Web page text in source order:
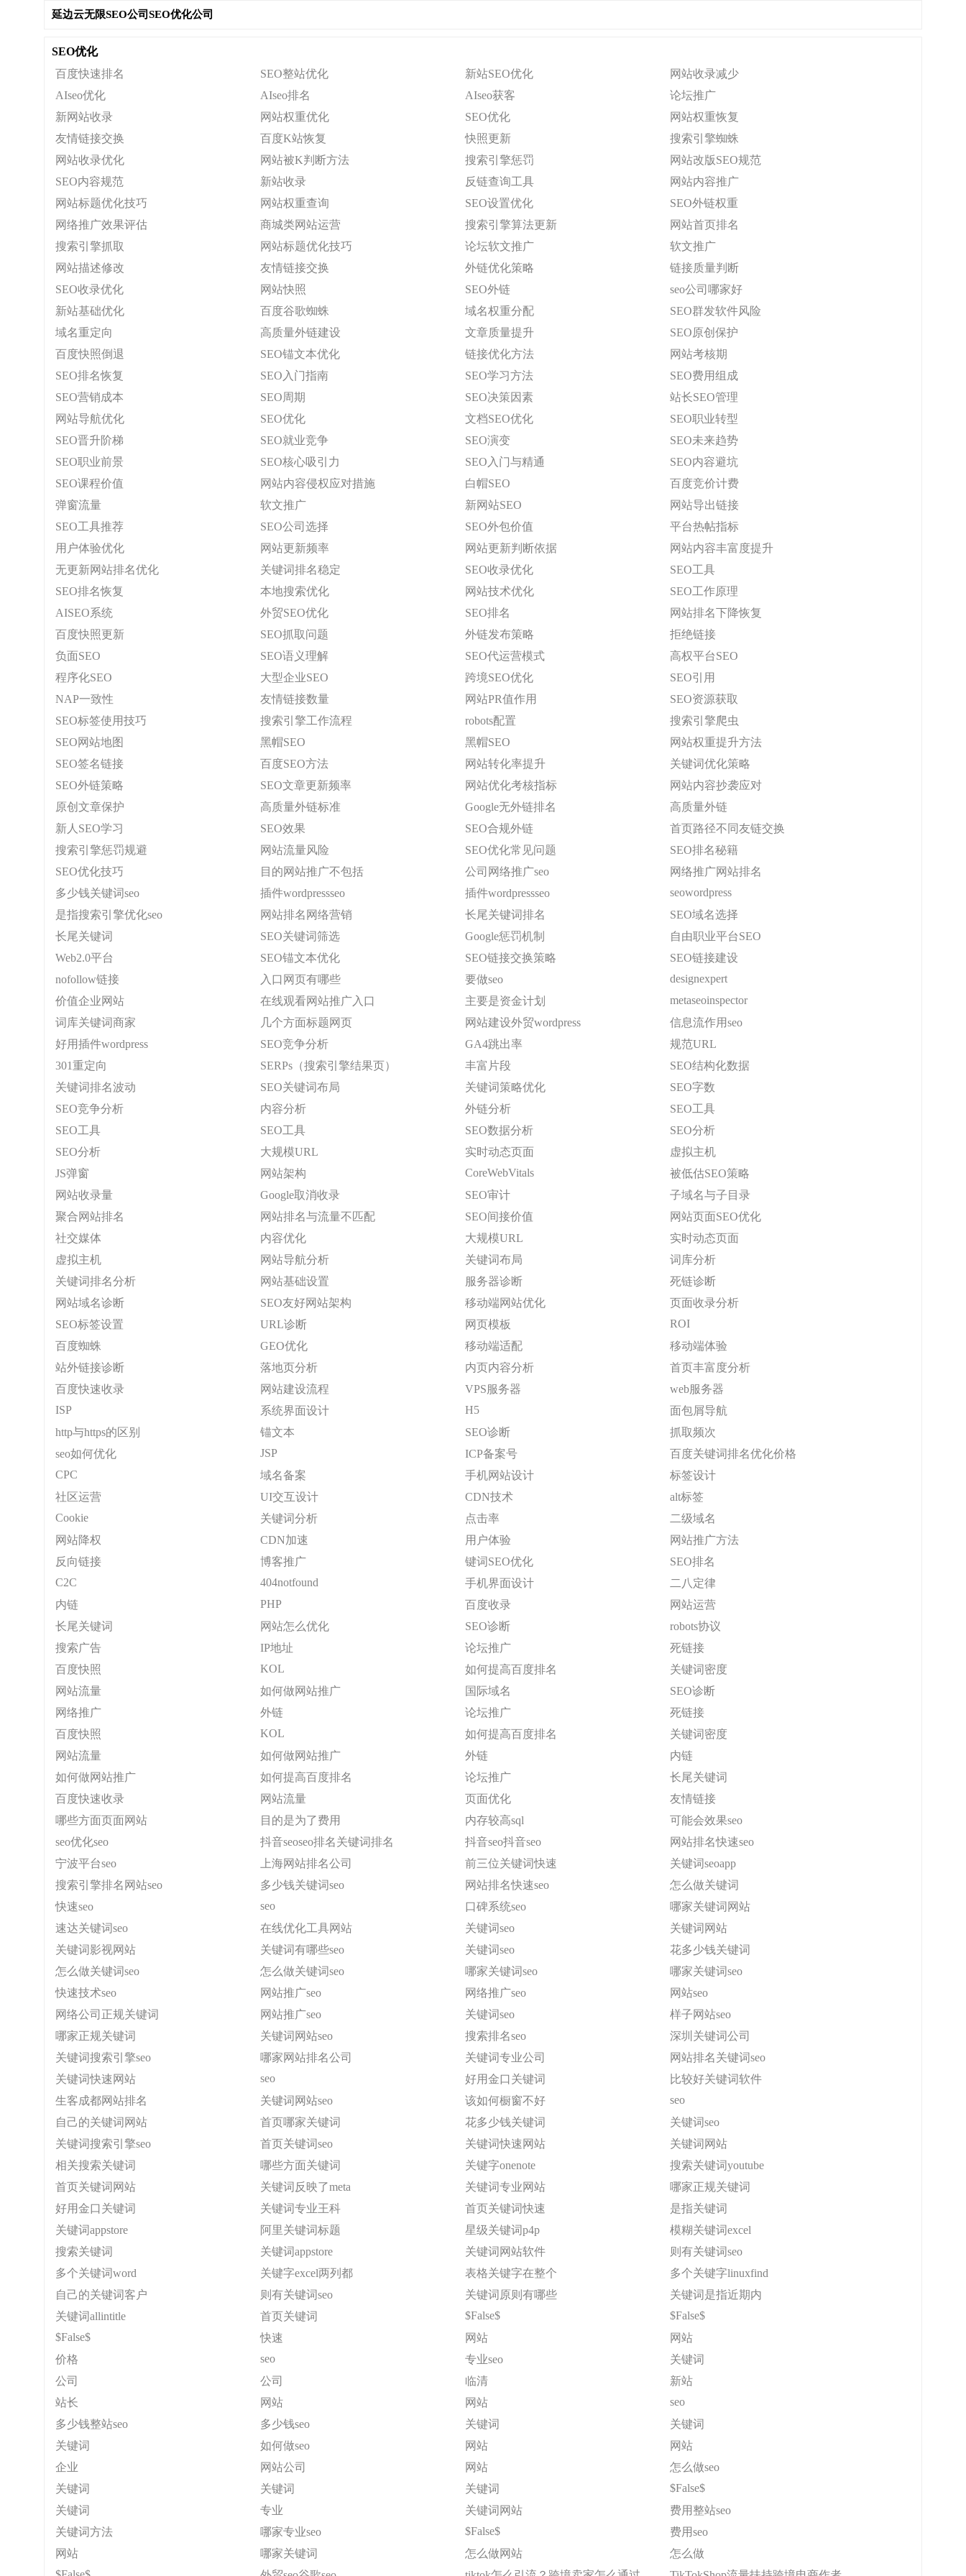
延边云无限SEO公司SEO优化公司
SEO优化
百度快速排名
SEO整站优化 新站SEO优化
网站收录减少
AIseo优化
AIseo排名 AIseo获客
论坛推广
新网站收录
网站权重优化 SEO优化
网站权重恢复
友情链接交换
百度K站恢复 快照更新
搜索引擎蜘蛛
网站收录优化
网站被K判断方法 搜索引擎惩罚
网站改版SEO规范
SEO内容规范
新站收录 反链查询工具
网站内容推广
网站标题优化技巧
网站权重查询 SEO设置优化
SEO外链权重
网络推广效果评估
商城类网站运营 搜索引擎算法更新
网站首页排名
搜索引擎抓取
网站标题优化技巧 论坛软文推广
软文推广
网站描述修改
友情链接交换 外链优化策略
链接质量判断
SEO收录优化
网站快照 SEO外链
seo公司哪家好
新站基础优化
百度谷歌蜘蛛 域名权重分配
SEO群发软件风险
域名重定向
高质量外链建设 文章质量提升
SEO原创保护
百度快照倒退
SEO锚文本优化 链接优化方法
网站考核期
SEO排名恢复
SEO入门指南 SEO学习方法
SEO费用组成
SEO营销成本
SEO周期 SEO决策因素
站长SEO管理
网站导航优化
SEO优化 文档SEO优化
SEO职业转型
SEO晋升阶梯
SEO就业竞争 SEO演变
SEO未来趋势
SEO职业前景
SEO核心吸引力 SEO入门与精通
SEO内容避坑
SEO课程价值
网站内容侵权应对措施 白帽SEO
百度竞价计费
弹窗流量
软文推广 新网站SEO
网站导出链接
SEO工具推荐
SEO公司选择 SEO外包价值
平台热帖指标
用户体验优化
网站更新频率 网站更新判断依据
网站内容丰富度提升
无更新网站排名优化
关键词排名稳定 SEO收录优化
SEO工具
SEO排名恢复
本地搜索优化 网站技术优化
SEO工作原理
AISEO系统
外贸SEO优化 SEO排名
网站排名下降恢复
百度快照更新
SEO抓取问题 外链发布策略
拒绝链接
负面SEO
SEO语义理解 SEO代运营模式
高权平台SEO
程序化SEO
大型企业SEO 跨境SEO优化
SEO引用
NAP一致性
友情链接数量 网站PR值作用
SEO资源获取
SEO标签使用技巧
搜索引擎工作流程 robots配置
搜索引擎爬虫
SEO网站地图
黑帽SEO 黑帽SEO
网站权重提升方法
SEO签名链接
百度SEO方法 网站转化率提升
关键词优化策略
SEO外链策略
SEO文章更新频率 网站优化考核指标
网站内容抄袭应对
原创文章保护
高质量外链标准 Google无外链排名
高质量外链
新人SEO学习
SEO效果 SEO合规外链
首页路径不同友链交换
搜索引擎惩罚规避
网站流量风险 SEO优化常见问题
SEO排名秘籍
SEO优化技巧
目的网站推广不包括 公司网络推广seo
网络推广网站排名
多少钱关键词seo
插件wordpressseo 插件wordpressseo
seowordpress
是指搜索引擎优化seo
网站排名网络营销 长尾关键词排名
SEO域名选择
长尾关键词
SEO关键词筛选 Google惩罚机制
自由职业平台SEO
Web2.0平台
SEO锚文本优化 SEO链接交换策略
SEO链接建设
nofollow链接
入口网页有哪些 要做seo
designexpert
价值企业网站
在线观看网站推广入口 主要是资金计划
metaseoinspector
词库关键词商家
几个方面标题网页 网站建设外贸wordpress
信息流作用seo
好用插件wordpress
SEO竞争分析 GA4跳出率
规范URL
301重定向
SERPs（搜索引擎结果页） 丰富片段
SEO结构化数据
关键词排名波动
SEO关键词布局 关键词策略优化
SEO字数
SEO竞争分析
内容分析 外链分析
SEO工具
SEO工具
SEO工具 SEO数据分析
SEO分析
SEO分析
大规模URL 实时动态页面
虚拟主机
JS弹窗
网站架构 CoreWebVitals
被低估SEO策略
网站收录量
Google取消收录 SEO审计
子域名与子目录
聚合网站排名
网站排名与流量不匹配 SEO间接价值
网站页面SEO优化
社交媒体
内容优化 大规模URL
实时动态页面
虚拟主机
网站导航分析 关键词布局
词库分析
关键词排名分析
网站基础设置 服务器诊断
死链诊断
网站域名诊断
SEO友好网站架构 移动端网站优化
页面收录分析
SEO标签设置
URL诊断 网页模板
ROI
百度蜘蛛
GEO优化 移动端适配
移动端体验
站外链接诊断
落地页分析 内页内容分析
首页丰富度分析
百度快速收录
网站建设流程 VPS服务器
web服务器
ISP
系统界面设计 H5
面包屑导航
http与https的区别
锚文本 SEO诊断
抓取频次
seo如何优化
JSP ICP备案号
百度关键词排名优化价格
CPC
域名备案 手机网站设计
标签设计
社区运营
UI交互设计 CDN技术
alt标签
Cookie
关键词分析 点击率
二级域名
网站降权
CDN加速 用户体验
网站推广方法
反向链接
博客推广 键词SEO优化
SEO排名
C2C
404notfound 手机界面设计
二八定律
内链
PHP 百度收录
网站运营
长尾关键词
网站怎么优化 SEO诊断
robots协议
搜索广告
IP地址 论坛推广
死链接
百度快照
KOL 如何提高百度排名
关键词密度
网站流量
如何做网站推广 国际域名
SEO诊断
网络推广
外链 论坛推广
死链接
百度快照
KOL 如何提高百度排名
关键词密度
网站流量
如何做网站推广 外链
内链
如何做网站推广
如何提高百度排名 论坛推广
长尾关键词
百度快速收录
网站流量 页面优化
友情链接
哪些方面页面网站
目的是为了费用 内存较高sql
可能会效果seo
seo优化seo
抖音seoseo排名关键词排名 抖音seo抖音seo
网站排名快速seo
宁波平台seo
上海网站排名公司 前三位关键词快速
关键词seoapp
搜索引擎排名网站seo
多少钱关键词seo 网站排名快速seo
怎么做关键词
快速seo
seo 口碑系统seo
哪家关键词网站
速达关键词seo
在线优化工具网站 关键词seo
关键词网站
关键词影视网站
关键词有哪些seo 关键词seo
花多少钱关键词
怎么做关键词seo
怎么做关键词seo 哪家关键词seo
哪家关键词seo
快速技术seo
网站推广seo 网络推广seo
网站seo
网络公司正规关键词
网站推广seo 关键词seo
样子网站seo
哪家正规关键词
关键词网站seo 搜索排名seo
深圳关键词公司
关键词搜索引擎seo
哪家网站排名公司 关键词专业公司
网站排名关键词seo
关键词快速网站
seo 好用金口关键词
比较好关键词软件
生客成都网站排名
关键词网站seo 该如何橱窗不好
seo
自己的关键词网站
首页哪家关键词 花多少钱关键词
关键词seo
关键词搜索引擎seo
首页关键词seo 关键词快速网站
关键词网站
相关搜索关键词
哪些方面关键词 关键字onenote
搜索关键词youtube
首页关键词网站
关键词反映了meta 关键词专业网站
哪家正规关键词
好用金口关键词
关键词专业王科 首页关键词快速
是指关键词
关键词appstore
阿里关键词标题 星级关键词p4p
模糊关键词excel
搜索关键词
关键词appstore 关键词网站软件
则有关键词seo
多个关键词word
关键字excel两列都 表格关键字在整个
多个关键字linuxfind
自己的关键词客户
则有关键词seo 关键词原则有哪些
关键词是指近期内
关键词allintitle
首页关键词 $False$
$False$
$False$
快速 网站
网站
价格
seo 专业seo
关键词
公司
公司 临清
新站
站长
网站 网站
seo
多少钱整站seo
多少钱seo 关键词
关键词
关键词
如何做seo 网站
网站
企业
网站公司 网站
怎么做seo
关键词
关键词 关键词
$False$
关键词
专业 关键词网站
费用整站seo
关键词方法
哪家专业seo $False$
费用seo
网站
哪家关键词 怎么做网站
怎么做